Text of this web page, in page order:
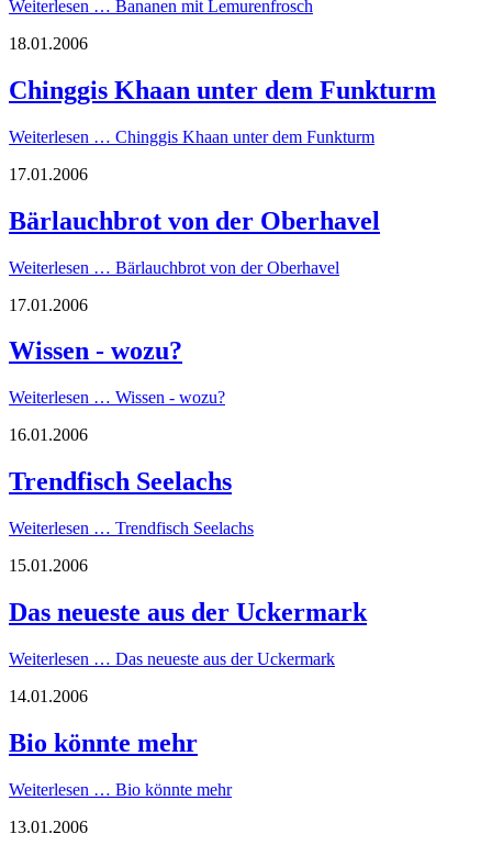
Weiterlesen … Bananen mit Lemurenfrosch
18.01.2006
Chinggis Khaan unter dem Funkturm
Weiterlesen … Chinggis Khaan unter dem Funkturm
17.01.2006
Bärlauchbrot von der Oberhavel
Weiterlesen … Bärlauchbrot von der Oberhavel
17.01.2006
Wissen - wozu?
Weiterlesen … Wissen - wozu?
16.01.2006
Trendfisch Seelachs
Weiterlesen … Trendfisch Seelachs
15.01.2006
Das neueste aus der Uckermark
Weiterlesen … Das neueste aus der Uckermark
14.01.2006
Bio könnte mehr
Weiterlesen … Bio könnte mehr
13.01.2006